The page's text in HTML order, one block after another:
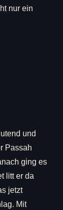
nur ein
und
Passah
ging es
litt er da
jetzt
Mit